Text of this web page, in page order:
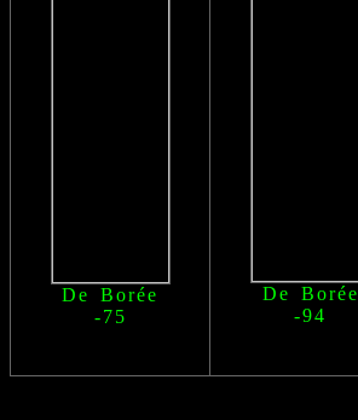
De Borée
-75
De Borée
-94